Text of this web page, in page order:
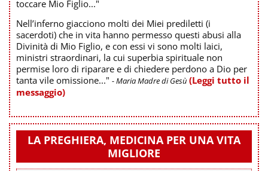
toccare Mio Figlio..."
Nell’inferno giacciono molti dei Miei prediletti (i
sacerdoti) che in vita hanno permesso questi abusi alla
Divinità di Mio Figlio, e con essi vi sono molti laici,
ministri straordinari, la cui superbia spirituale non
permise loro di riparare e di chiedere perdono a Dio per
tanta vile omissione..." - Maria Madre di Gesù (Leggi tutto il
messaggio)
LA PREGHIERA, MEDICINA PER UNA VITA
MIGLIORE